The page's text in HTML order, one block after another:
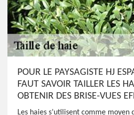
POUR LE PAYSAGISTE HJ
FAUT SAVOIR TAILLER LES
OBTENIR DES BRISE-VUES
Les haies s’utilisent comme